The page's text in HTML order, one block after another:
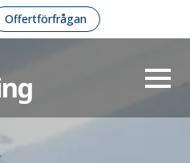
Offertförfrågan